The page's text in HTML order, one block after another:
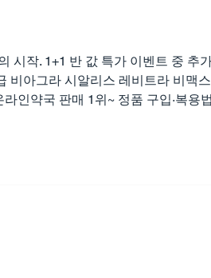
시작. 1+1 반 값 특가 이벤트 중 추
비아그라 시알리스 레비트라 비맥
인약국 판매 1위~ 정품 구입·복용